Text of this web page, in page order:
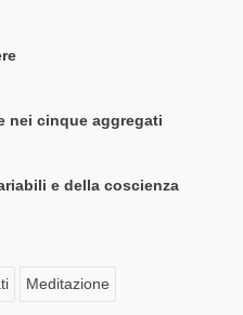
nei cinque aggregati
e della coscienza
Meditazione